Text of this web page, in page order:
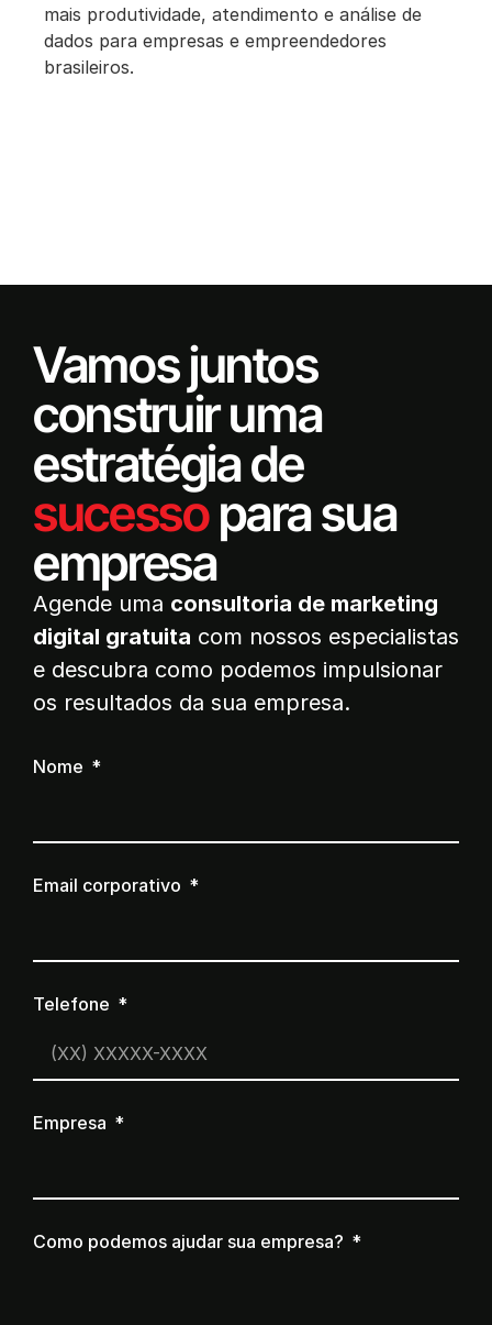
mais produtividade, atendimento e análise de
dados para empresas e empreendedores
brasileiros.
Vamos juntos
construir uma
estratégia de
sucessopara sua
empresa
Agende uma consultoria de marketing
digital gratuita com nossos especialistas
e descubra como podemos impulsionar
os resultados da sua empresa.
Nome
Email corporativo
Telefone
Empresa
Como podemos ajudar sua empresa?